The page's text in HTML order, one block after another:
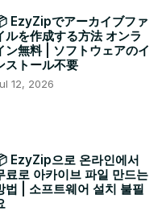
EzyZipでアーカイブファ
ルを作成する方法 オンラ
ン無料 | ソフトウェアのイ
ストール不要
12, 2026
EzyZip으로 온라인에서
료로 아카이브 파일 만드는
법 | 소프트웨어 설치 불필